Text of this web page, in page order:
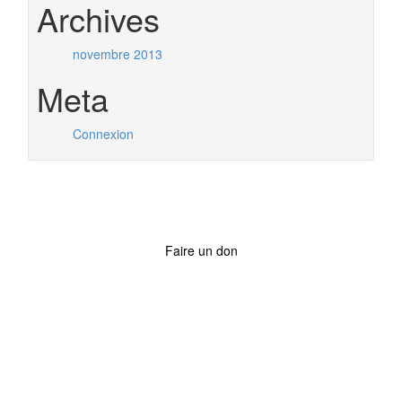
Archives
novembre 2013
Meta
Connexion
Faire un don